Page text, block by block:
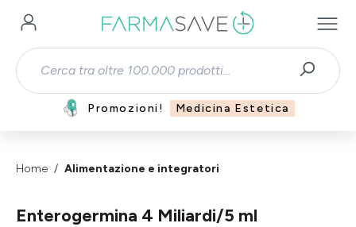
Passa al contenuto principale
Promozioni! Medicina Estetica
Home Alimentazione e integratori
Enterogermina 4 Miliardi/5 ml